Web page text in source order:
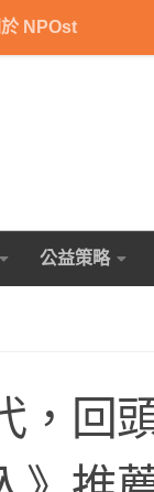
於 NPOst
公益策略
，回